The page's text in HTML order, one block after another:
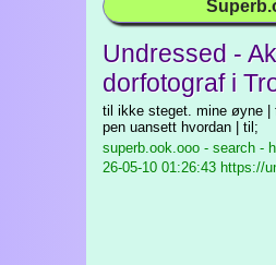
Undressed -
dorfotograf i
til ikke steget. mine øyne |
pen uansett hvordan | til;
superb.ook.ooo - search -
26-05-10 01:26:43 https://